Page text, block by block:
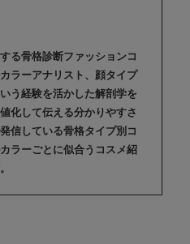
る骨格診断ファッションコ
ラーアナリスト、顔タイプ
う経験を活かした解剖学を
化して伝える分かりやすさ
信している骨格タイプ別コ
ラーごとに似合うコスメ紹